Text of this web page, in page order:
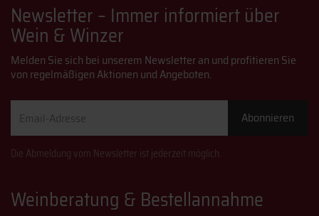
Newsletter – Immer informiert über
Wein & Winzer
Melden Sie sich bei unserem Newsletter an und profitieren Sie
von regelmäßigen Aktionen und Angeboten.
Adresse
Abonnieren
Die Abmeldung vom Newsletter ist jederzeit möglich.
Weinberatung & Bestellannahme